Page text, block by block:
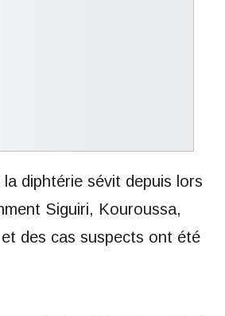
la diphtérie sévit depuis lors
Siguiri, Kouroussa,
des cas suspects ont été